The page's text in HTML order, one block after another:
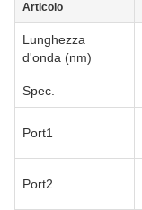
Articolo
Lunghezza
d'onda (nm)
Spec.
Port1
Port2